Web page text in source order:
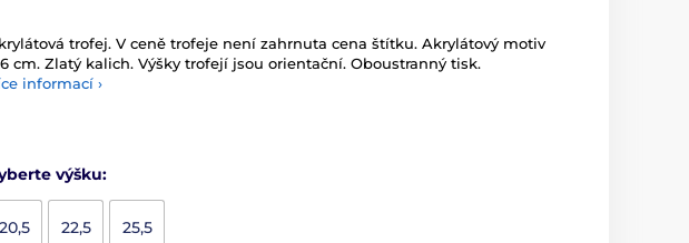
trofej. V ceně trofeje není zahrnuta cena štítku. Akrylátový motiv
cm. Zlatý kalich. Výšky trofejí jsou orientační. Oboustranný tisk.
informací ›
výšku:
20,5 22,5 25,5